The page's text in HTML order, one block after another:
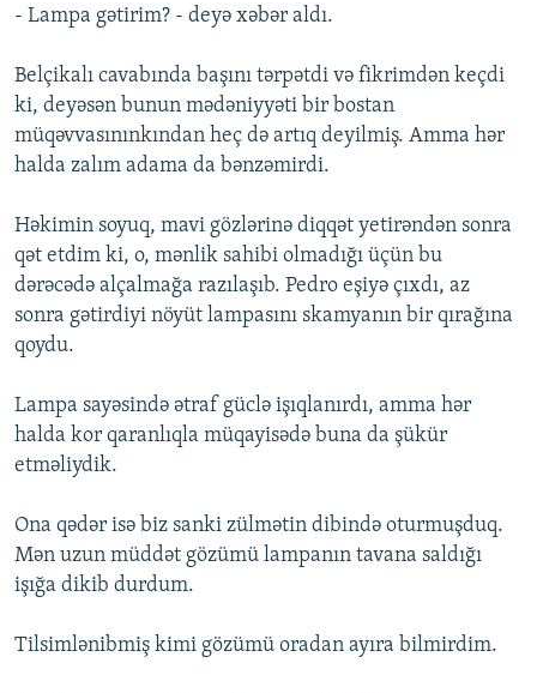
- Lampa gətirim? - deyə xəbər aldı.
Belçikalı cavabında başını tərpətdi və fikrimdən keçdi
ki, deyəsən bunun mədəniyyəti bir bostan
müqəvvasınınkından heç də artıq deyilmiş. Amma hər
halda zalım adama da bənzəmirdi.
Həkimin soyuq, mavi gözlərinə diqqət yetirəndən sonra
qət etdim ki, o, mənlik sahibi olmadığı üçün bu
dərəcədə alçalmağa razılaşıb. Pedro eşiyə çıxdı, az
sonra gətirdiyi nöyüt lampasını skamyanın bir qırağına
qoydu.
Lampa sayəsində ətraf güclə işıqlanırdı, amma hər
halda kor qaranlıqla müqayisədə buna da şükür
etməliydik.
Ona qədər isə biz sanki zülmətin dibində oturmuşduq.
Mən uzun müddət gözümü lampanın tavana saldığı
işığa dikib durdum.
Tilsimlənibmiş kimi gözümü oradan ayıra bilmirdim.